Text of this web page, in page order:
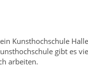
Kunsthochschule
gibt es
arbeiten.